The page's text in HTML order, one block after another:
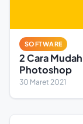
SOFTWARE
2 Cara
Photoshop
30 Maret 2021